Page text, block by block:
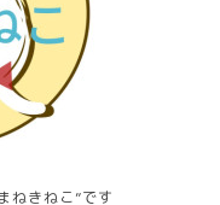
ねきねこ”です